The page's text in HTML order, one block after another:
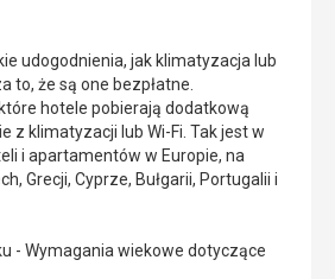
udogodnienia, jak klimatyzacja lub
to, że są one bezpłatne.
hotele pobierają dodatkową
z klimatyzacji lub Wi-Fi. Tak jest w
i apartamentów w Europie, na
Grecji, Cyprze, Bułgarii, Portugalii i
- Wymagania wiekowe dotyczące